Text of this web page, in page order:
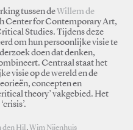
tussen deWillem de
Center for Contemporary Art,
Studies. Tijdens deze
om hun persoonlijke visie te
doen dat denken,
Centraal staat het
visie op de wereld en de
concepten en
theory’ vakgebied. Het
den Hil , Wim Nijenhuis